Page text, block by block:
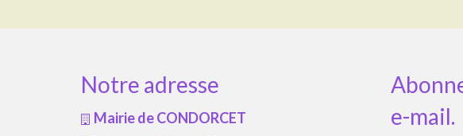
Notre adresse
Mairie de CONDORCET
e-mail.